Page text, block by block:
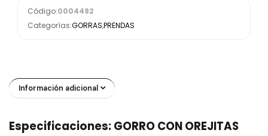
Código:0004492
Categorías:GORRAS,PRENDAS
Información adicional
Especificaciones: GORRO CON OREJITAS